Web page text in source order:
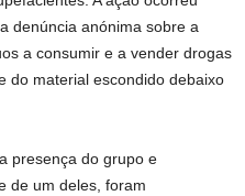
denúncia anónima sobre a
a consumir e a vender drogas
do material escondido debaixo
presença do grupo e
de um deles, foram